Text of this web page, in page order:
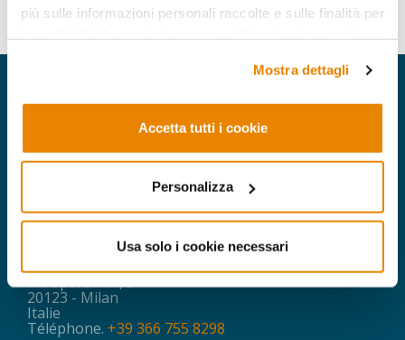
più sulle informazioni personali raccolte e sulle finalità per
Mostra dettagli
Accetta tutti i cookie
Personalizza
Usa solo i cookie necessari
FONDATION INTERNATIONALE OASIS
Email:oasis@fondazioneoasis.org
Via Speronari, 3
20123 - Milan
Italie
Téléphone. +39 366 755 8298